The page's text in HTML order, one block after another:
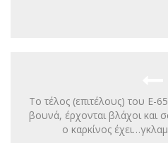
Το τέλος (επιτέλους) του Ε-
βουνά, έρχονται βλάχοι και
ο καρκίνος